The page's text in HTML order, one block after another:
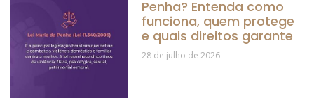
Penha? Entenda como
funciona, quem protege
e quais direitos garante
28 de julho de 2026